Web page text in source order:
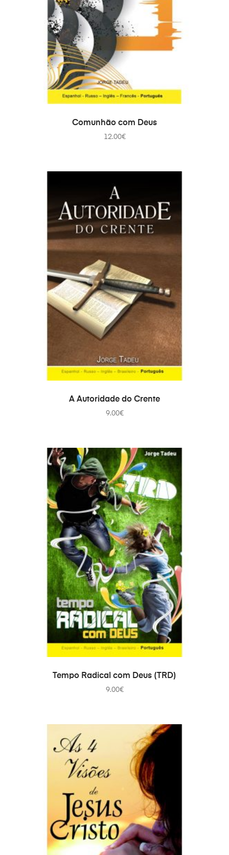
ADICIONAR
Comunhão com Deus
12.00€
ADICIONAR
A Autoridade do Crente
9.00€
ADICIONAR
Tempo Radical com Deus (TRD)
9.00€